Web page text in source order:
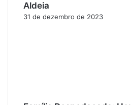
Aldeia
31 de dezembro de 2023